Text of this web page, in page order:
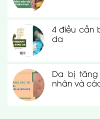
4 điều cần
da
Da bị
nhân và